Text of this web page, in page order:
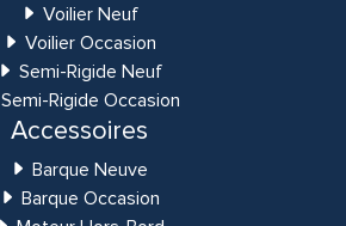
Voilier Neuf
Voilier Occasion
Semi-Rigide Neuf
Semi-Rigide Occasion
Accessoires
Barque Neuve
Barque Occasion